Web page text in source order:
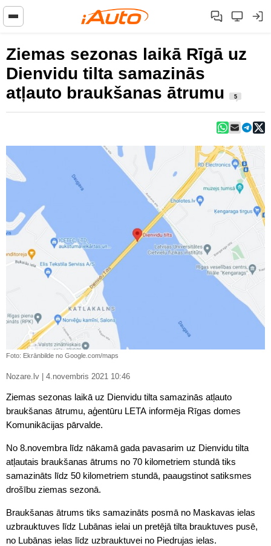
Ziemas sezonas laikā Rīgā uz
Dienvidu tilta samazinās
atļauto braukšanas ātrumu
5
Foto: Ekrānbilde no Google.com/maps
Nozare.lv | 4.novembris 2021 10:46
Ziemas sezonas laikā uz Dienvidu tilta samazinās atļauto
braukšanas ātrumu, aģentūru LETA informēja Rīgas domes
Komunikācijas pārvalde.
No 8.novembra līdz nākamā gada pavasarim uz Dienvidu tilta
atļautais braukšanas ātrums no 70 kilometriem stundā tiks
samazināts līdz 50 kilometriem stundā, paaugstinot satiksmes
drošību ziemas sezonā.
Braukšanas ātrums tiks samazināts posmā no Maskavas ielas
uzbrauktuves līdz Lubānas ielai un pretējā tilta brauktuves pusē,
no Lubānas ielas līdz uzbrauktuvei no Piedrujas ielas.